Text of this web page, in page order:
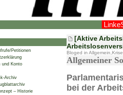
Petitionen
und Konto
Archiv
– Historie
[Aktive
Bloged in Allgemein Krise
Allgemeiner
bei der